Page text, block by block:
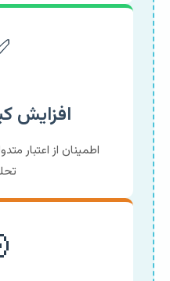
افزایش
اطمینان از اعتبار